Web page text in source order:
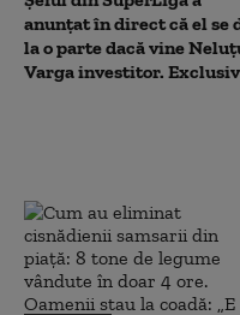
anunțat în direct că el se
la o parte dacă vine
Varga investitor. Exclusiv